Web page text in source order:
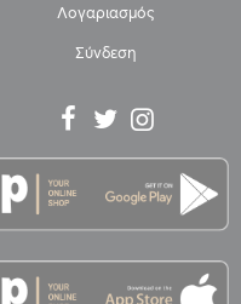
Λογαριασμός
Σύνδεση